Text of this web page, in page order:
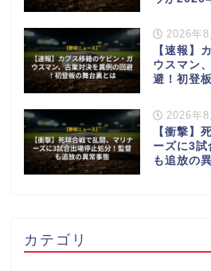
2026年8
【速報】
ウスマン
避！初登
2026年8
【衝撃】
ーズに3試
も追放の
カテゴリ